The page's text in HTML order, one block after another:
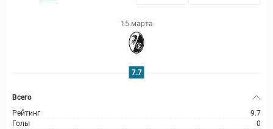
15.марта
7.7
Всего
Рейтинг
9.7
Голы
0